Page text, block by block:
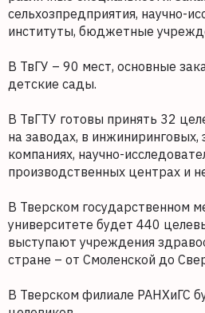
сельхозпредприятия, научно-
институты, бюджетные
В ТвГУ – 90 мест, основные
детские сады.
В ТвГТУ готовы принять 32
на заводах, в инжиниринговых,
компаниях, научно-
производственных центрах и
В Тверском государственном
университете будет 440
выступают учреждения
стране – от Смоленской до
В Тверском филиале РАНХиГС